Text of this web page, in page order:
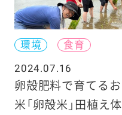
環境
食育
2024.07.16
卵殻肥料で育てるお
米「卵殻米」田植え体